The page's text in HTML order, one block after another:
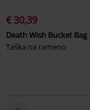
€ 30,39
Death Wish Bucket Bag
Taška na rameno